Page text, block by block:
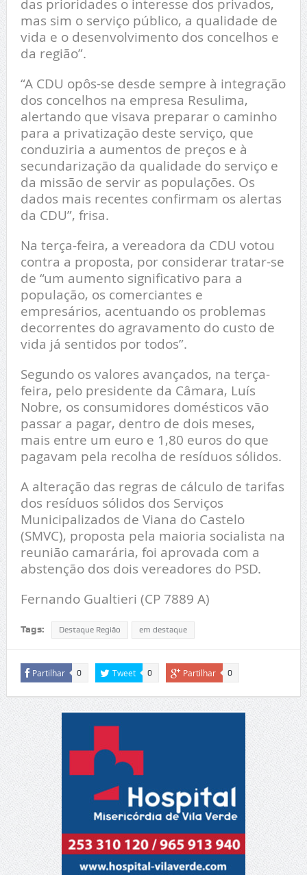
das prioridades o interesse dos privados,
mas sim o serviço público, a qualidade de
vida e o desenvolvimento dos concelhos e
da região”.
“A CDU opôs-se desde sempre à integração
dos concelhos na empresa Resulima,
alertando que visava preparar o caminho
para a privatização deste serviço, que
conduziria a aumentos de preços e à
secundarização da qualidade do serviço e
da missão de servir as populações. Os
dados mais recentes confirmam os alertas
da CDU”, frisa.
Na terça-feira, a vereadora da CDU votou
contra a proposta, por considerar tratar-se
de “um aumento significativo para a
população, os comerciantes e
empresários, acentuando os problemas
decorrentes do agravamento do custo de
vida já sentidos por todos”.
Segundo os valores avançados, na terça-
feira, pelo presidente da Câmara, Luís
Nobre, os consumidores domésticos vão
passar a pagar, dentro de dois meses,
mais entre um euro e 1,80 euros do que
pagavam pela recolha de resíduos sólidos.
A alteração das regras de cálculo de tarifas
dos resíduos sólidos dos Serviços
Municipalizados de Viana do Castelo
(SMVC), proposta pela maioria socialista na
reunião camarária, foi aprovada com a
abstenção dos dois vereadores do PSD.
Fernando Gualtieri (CP 7889 A)
Tags: Destaque Região em destaque
Partilhar 0 Tweet 0 Partilhar 0